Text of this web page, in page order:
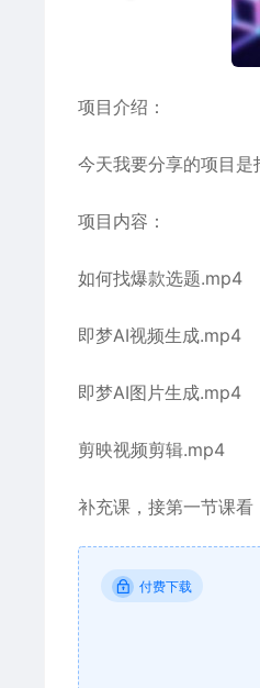
项目介绍：
今天我要分享的项目是
项目内容：
如何找爆款选题.mp4
即梦AI视频生成.mp4
即梦AI图片生成.mp4
剪映视频剪辑.mp4
补充课，接第一节课
付费下载